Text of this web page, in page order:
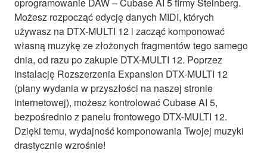
Możesz rozpocząć edycję danych MIDI, których
używasz na DTX-MULTI 12 i zacząć komponować
własną muzykę ze złożonych fragmentów tego samego
dnia, od razu po zakupie DTX-MULTI 12. Poprzez
instalację Rozszerzenia Expansion DTX-MULTI 12
(plany wydania w przyszłości na naszej stronie
internetowej), możesz kontrolować Cubase AI 5,
bezpośrednio z panelu frontowego DTX-MULTI 12.
Dzięki temu, wydajność komponowania Twojej muzyki
drastycznie wzrośnie!